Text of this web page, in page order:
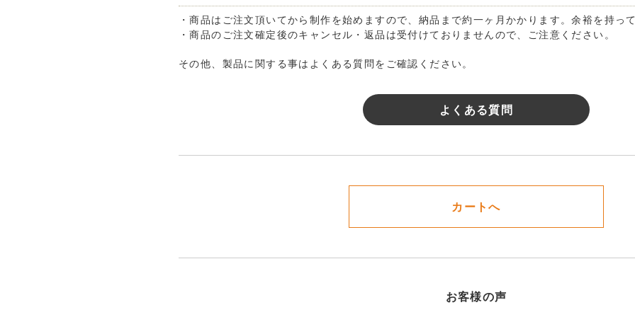
・商品はご注文頂いてから制作を始めますので、納品まで約一ヶ月かかります。余裕を持っ
・商品のご注文確定後のキャンセル・返品は受付けておりませんので、ご注意ください。
その他、製品に関する事はよくある質問をご確認ください。
よくある質問
カートへ
お客様の声